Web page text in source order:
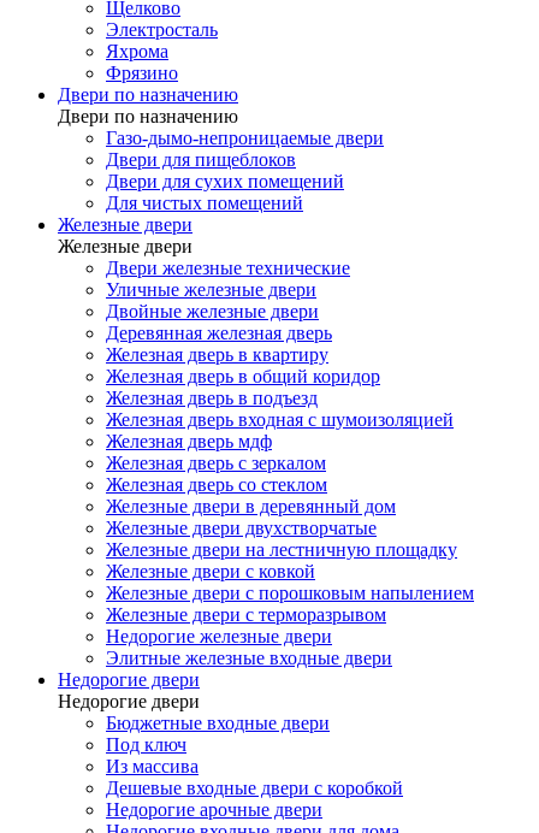
Щелково
Электросталь
Яхрома
Фрязино
Двери по назначению
Двери по назначению
Газо-дымо-непроницаемые двери
Двери для пищеблоков
Двери для сухих помещений
Для чистых помещений
Железные двери
Железные двери
Двери железные технические
Уличные железные двери
Двойные железные двери
Деревянная железная дверь
Железная дверь в квартиру
Железная дверь в общий коридор
Железная дверь в подъезд
Железная дверь входная с шумоизоляцией
Железная дверь мдф
Железная дверь с зеркалом
Железная дверь со стеклом
Железные двери в деревянный дом
Железные двери двухстворчатые
Железные двери на лестничную площадку
Железные двери с ковкой
Железные двери с порошковым напылением
Железные двери с терморазрывом
Недорогие железные двери
Элитные железные входные двери
Недорогие двери
Недорогие двери
Бюджетные входные двери
Под ключ
Из массива
Дешевые входные двери с коробкой
Недорогие арочные двери